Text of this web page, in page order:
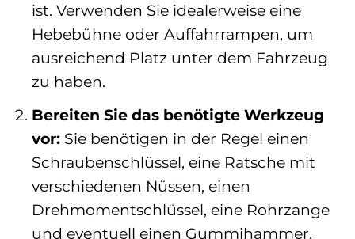
ist. Verwenden Sie idealerweise eine
Hebebühne oder Auffahrrampen, um
ausreichend Platz unter dem Fahrzeug
zu haben.
Bereiten Sie das benötigte Werkzeug
vor:Sie benötigen in der Regel einen
Schraubenschlüssel, eine Ratsche mit
verschiedenen Nüssen, einen
Drehmomentschlüssel, eine Rohrzange
und eventuell einen Gummihammer.